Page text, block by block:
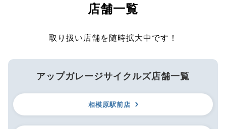
店舗一覧
取り扱い店舗を随時拡大中です！
アップガレージサイクルズ店舗一覧
相模原駅前店